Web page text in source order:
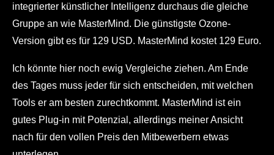
integrierter künstlicher Intelligenz durchaus die gleiche
Gruppe an wie MasterMind. Die günstigste Ozone-
Version gibt es für 129 USD. MasterMind kostet 129 Euro.
Ich könnte hier noch ewig Vergleiche ziehen. Am Ende
des Tages muss jeder für sich entscheiden, mit welchen
Tools er am besten zurechtkommt. MasterMind ist ein
gutes Plug-in mit Potenzial, allerdings meiner Ansicht
nach für den vollen Preis den Mitbewerbern etwas